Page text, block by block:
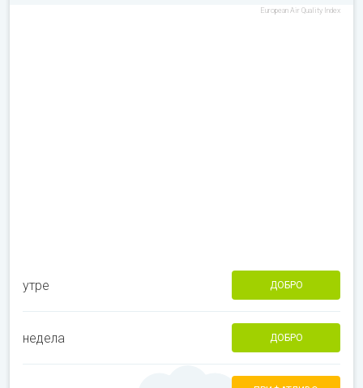
European Air Quality Index
утре ДОБРО
недела ДОБРО